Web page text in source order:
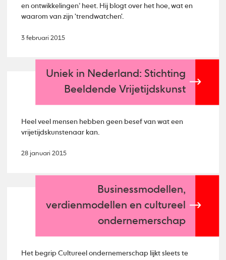
en ontwikkelingen’ heet. Hij blogt over het hoe, wat en
waarom van zijn 'trendwatchen'.
3 februari 2015
Uniek in Nederland: Stichting
Beeldende Vrijetijdskunst
Heel veel mensen hebben geen besef van wat een
vrijetijdskunstenaar kan.
28 januari 2015
Businessmodellen,
verdienmodellen en cultureel
ondernemerschap
Het begrip Cultureel ondernemerschap lijkt sleets te